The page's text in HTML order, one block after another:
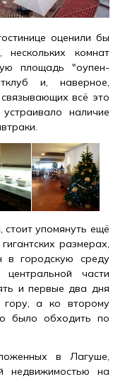
оценили бы
комнат
площадь "оупен-
и, наверное,
всё это
наличие
упомянуть ещё
размерах,
в городскую среду
части
и первые два дня
а ко второму
было обходить по
в Лагуше,
недвижимостью на